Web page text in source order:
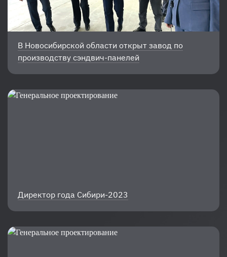
В Новосибирской области открыт завод по
производству сэндвич-панелей
Директор года Сибири-2023